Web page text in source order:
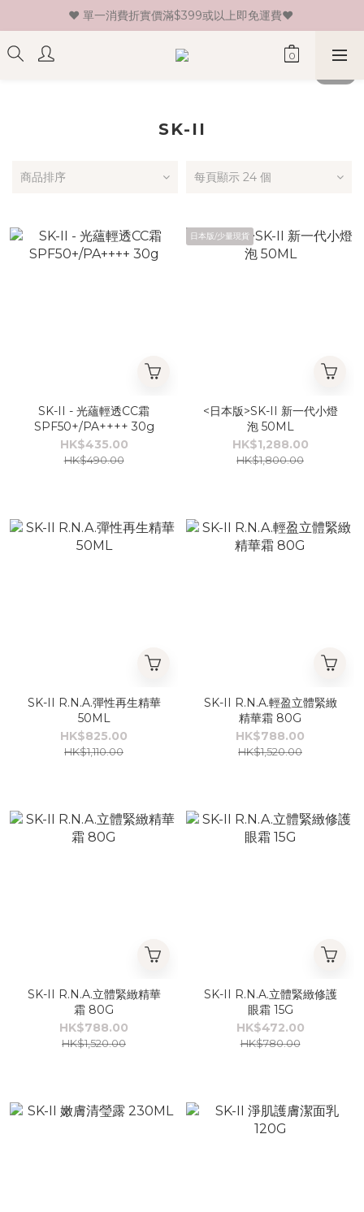
♥ 新會員登記即送HK$30 現金卷♥
♥ 單一消費折實價滿$399或以上即免運費♥
♥ 新會員登記即送HK$30 現金卷♥
SK-II
商品排序 每頁顯示 24 個
SK-II - 光蘊輕透CC霜
SPF50+/PA++++ 30g
HK$435.00
HK$490.00
日本版/少量現貨
<日本版>SK-II 新一代小燈
泡 50ML
HK$1,288.00
HK$1,800.00
SK-II R.N.A.彈性再生精華
50ML
HK$825.00
HK$1,110.00
SK-II R.N.A.輕盈立體緊緻
精華霜 80G
HK$788.00
HK$1,520.00
SK-II R.N.A.立體緊緻精華
霜 80G
HK$788.00
HK$1,520.00
SK-II R.N.A.立體緊緻修護
眼霜 15G
HK$472.00
HK$780.00